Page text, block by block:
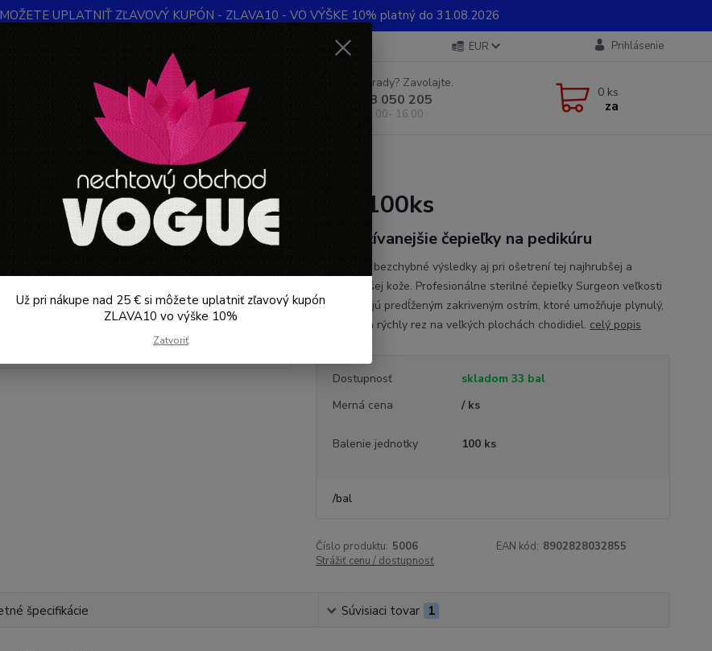
UPLATNIŤ ZĽAVOVÝ KUPÓN - ZLAVA10 - VO VÝŠKE 10% platný do 31.08.2026
EUR Prihlásenie
Hľadať
Neviete si rady? Zavolajte.
+421 948 050 205
Denne od 8.00- 16.00
0 ks
za
Skalpelová čepieľka Surgeon veľ. 21 - 100ks
čepieľka Surgeon veľ. 21 - 100ks
najpoužívanejšie čepieľky na pedikúru
Dosiahnite bezchybné výsledky aj pri ošetrení tej najhrubšej a
najodolnejšej kože. Profesionálne sterilné čepieľky Surgeon veľkosti
21 disponujú predĺženým zakriveným ostrím, ktoré umožňuje plynulý,
bezpečný a rýchly rez na veľkých plochách chodidiel. celý popis
Dostupnosť
skladom 33 bal
Merná cena
/ ks
Balenie jednotky 100 ks
/bal
Číslo produktu: 5006 EAN kód: 8902828032855
Strážiť cenu / dostupnosť
špecifikácie Súvisiaci tovar 1
Už pri nákupe nad 25 € si môžete uplatniť zľavový kupón
ZLAVA10 vo výške 10%
Zatvoriť